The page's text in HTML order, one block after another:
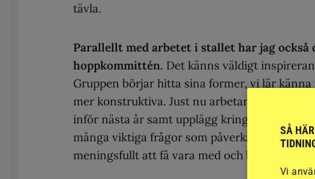
tävla.
Parallellt med arbetet i stallet har jag
hoppkommittén. Det känns väldigt
Gruppen börjar hitta sina former, vi lär
mer konstruktiva. Just nu arbetar vi bland
inför nästa år samt upplägg kring
många viktiga frågor som påverkar sporten
meningsfullt att få vara med och bidra.
SÅ
Vi